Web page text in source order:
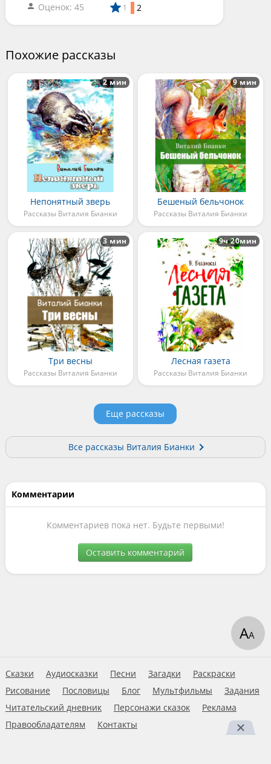
Оценок: 45 1 2
Похожие рассказы
Непонятный зверь
Рассказы Виталия Бианки
2 мин
Бешеный бельчонок
Рассказы Виталия Бианки
9 мин
Три весны
Рассказы Виталия Бианки
3 мин
Лесная газета
Рассказы Виталия Бианки
9ч 20мин
Еще рассказы
Все рассказы Виталия Бианки
Комментарии
Комментариев пока нет. Будьте первыми!
Оставить комментарий
Сказки Аудиосказки Песни Загадки
Раскраски
Рисование
Пословицы Блог Мультфильмы
Задания
Читательский дневник
Персонажи сказок
Реклама
Правообладателям
Контакты
АА